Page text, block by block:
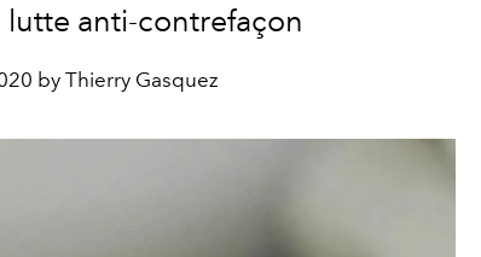
lutte anti-contrefaçon
by Thierry Gasquez